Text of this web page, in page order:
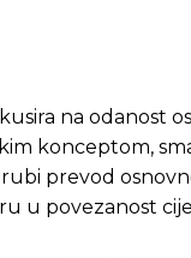
na odanost
konceptom,
prevod
u povezanost